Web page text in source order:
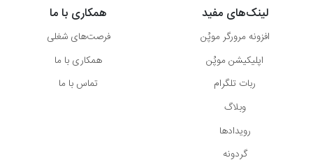
لینک‌های مفید
افزونه مرورگر موپُن
اپلیکیشن موپُن
ربات تلگرام
وبلاگ
رویدادها
گردونه
همکاری با ما
فرصت‌های شغلی
همکاری با ما
تماس با ما